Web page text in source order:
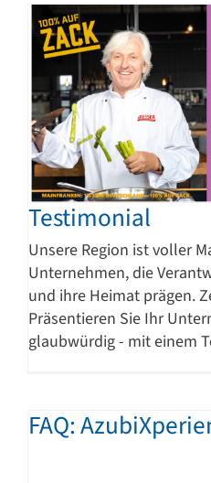
Testimonial
Unsere Region ist voller
Unternehmen, die
und ihre Heimat prägen.
Präsentieren Sie Ihr
glaubwürdig - mit einem
FAQ: